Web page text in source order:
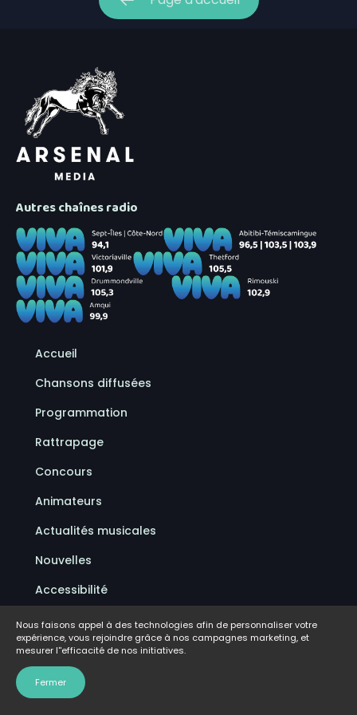
Autres chaînes radio
Accueil
Chansons diffusées
Programmation
Rattrapage
Concours
Animateurs
Actualités musicales
Nouvelles
Accessibilité
Politique de confidentialité
Conditions d'utilisation
FAQ
Nous faisons appel à des technologies afin de personnaliser votre
expérience, vous rejoindre grâce à nos campagnes marketing, et
mesurer l''efficacité de nos initiatives.
Fermer